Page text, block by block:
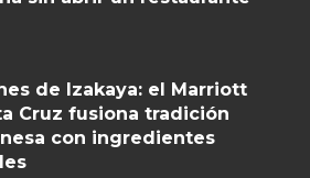
de Izakaya: el Marriott
Cruz fusiona tradición
con ingredientes